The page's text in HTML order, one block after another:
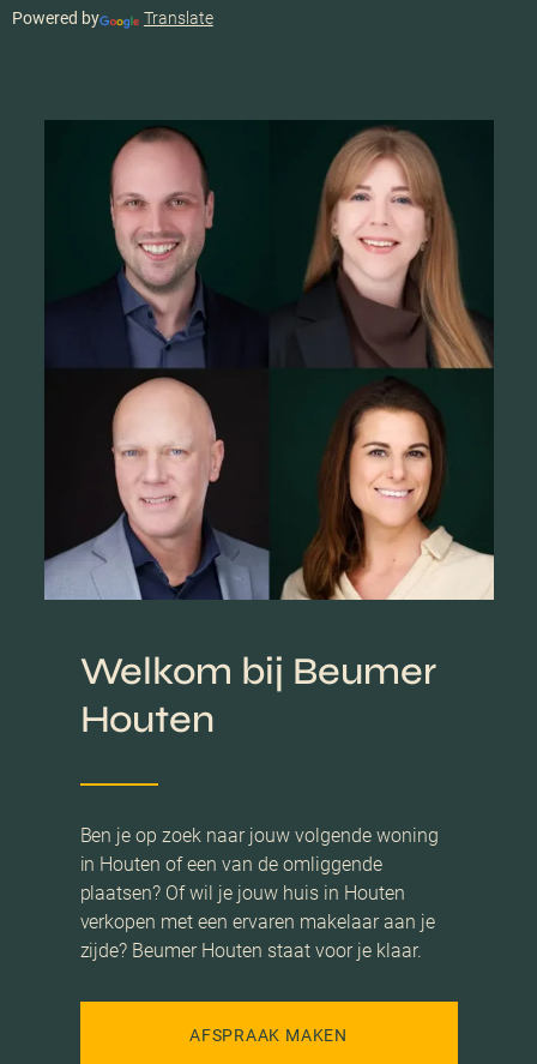
Powered by Translate
Welkom bij Beumer
Houten
Ben je op zoek naar jouw volgende woning
in Houten of een van de omliggende
plaatsen? Of wil je jouw huis in Houten
verkopen met een ervaren makelaar aan je
zijde? Beumer Houten staat voor je klaar.
AFSPRAAK MAKEN